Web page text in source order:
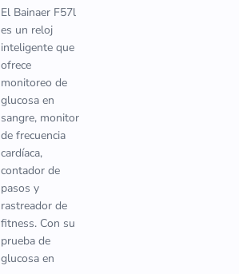
El Bainaer F57l
es un reloj
inteligente que
ofrece
monitoreo de
glucosa en
sangre, monitor
de frecuencia
cardíaca,
contador de
pasos y
rastreador de
fitness. Con su
prueba de
glucosa en